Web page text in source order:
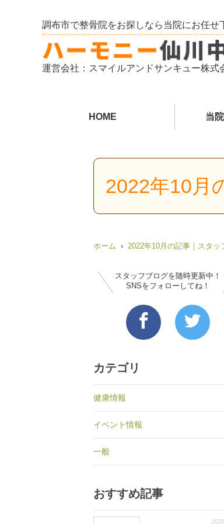
調布市で整骨院をお探しなら当院にお任せ
運営会社：スマイルアンドサンキュー株式
HOME 当
2022年10月
ホーム 2022年10月の記事｜スタッ
スタッフブログを随時更新中！
SNSをフォローしてね！
カテゴリ
健康情報
イベント情報
一般
おすすめ記事